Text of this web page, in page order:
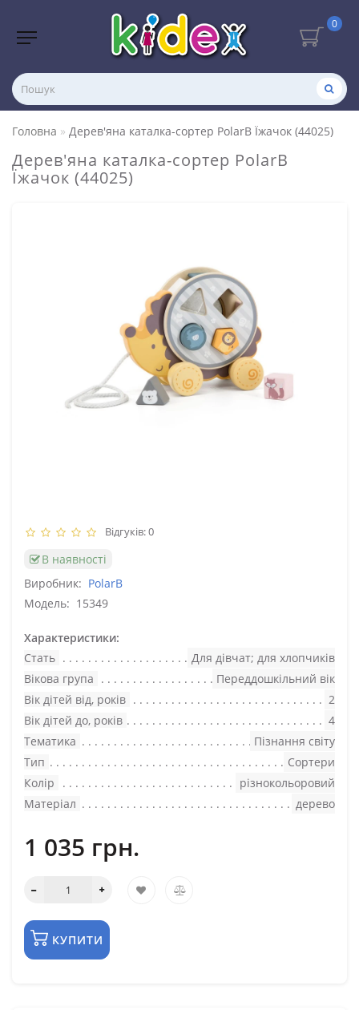
0
Головна Дерев'яна каталка-сортер PolarB Їжачок (44025)
Дерев'яна каталка-сортер PolarB
Їжачок (44025)
Відгуків: 0
В наявності
Виробник: PolarB
Модель: 15349
Характеристики:
Стать
Для дівчат; для хлопчиків
Вікова група
Переддошкільний вік
Вік дітей від, років
2
Вік дітей до, років
4
Тематика
Пізнання світу
Тип
Сортери
Колір
різнокольоровий
Матеріал
дерево
1 035 грн.
КУПИТИ